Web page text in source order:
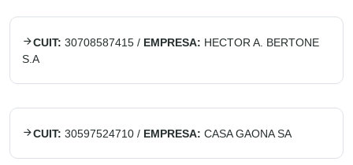
CUIT: 30708587415 / EMPRESA: HECTOR A. BERTONE
S.A
CUIT: 30597524710 / EMPRESA: CASA GAONA SA